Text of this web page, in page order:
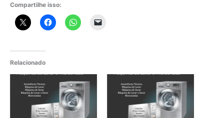
Compartilhe isso:
Relacionado